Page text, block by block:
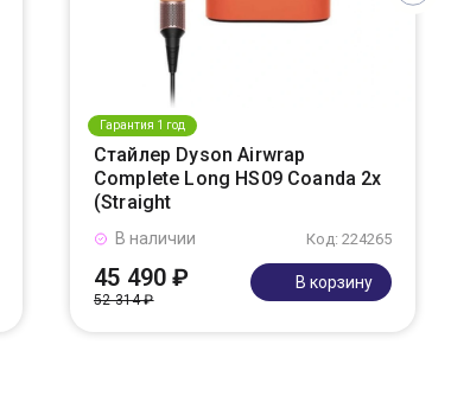
Гарантия 1 год
Стайлер Dyson Airwrap
Complete Long HS09 Coanda 2x
(Straight
Код: 224265
В наличии
45 490 ₽
52 314 ₽
В корзину